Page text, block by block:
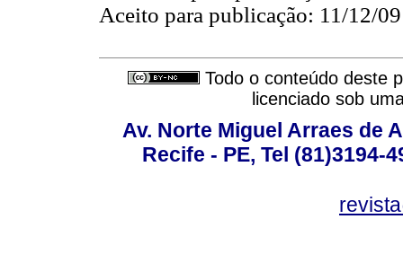
Aceito para publicação: 11/12/09
Todo o conteúdo deste
licenciado sob
Av. Norte Miguel Arraes de
Recife - PE, Tel (81)3194-